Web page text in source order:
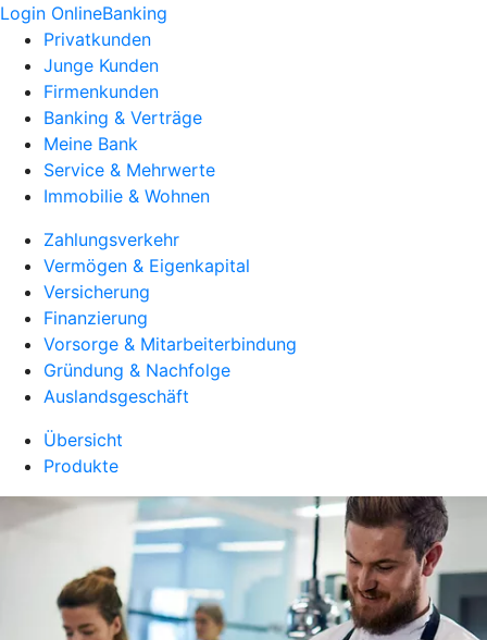
Login OnlineBanking
Privatkunden
Junge Kunden
Firmenkunden
Banking & Verträge
Meine Bank
Service & Mehrwerte
Immobilie & Wohnen
Zahlungsverkehr
Vermögen & Eigenkapital
Versicherung
Finanzierung
Vorsorge & Mitarbeiterbindung
Gründung & Nachfolge
Auslandsgeschäft
Übersicht
Produkte